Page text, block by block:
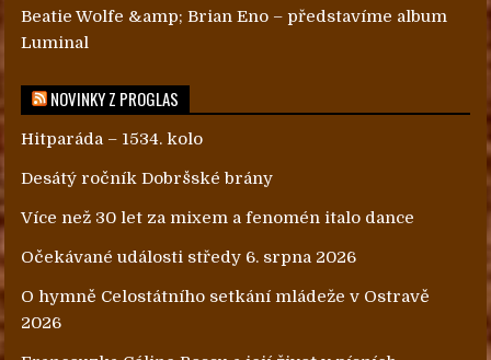
Beatie Wolfe &amp; Brian Eno – představíme album
Luminal
NOVINKY Z PROGLAS
Hitparáda – 1534. kolo
Desátý ročník Dobršské brány
Více než 30 let za mixem a fenomén italo dance
Očekávané události středy 6. srpna 2026
O hymně Celostátního setkání mládeže v Ostravě
2026